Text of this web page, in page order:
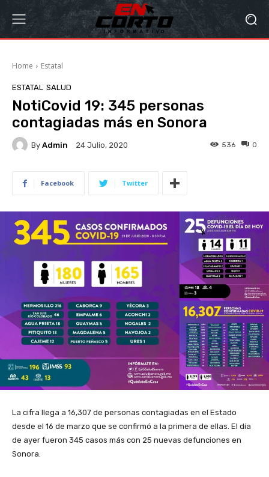
Home Estatal
ESTATAL SALUD
NotiCovid 19: 345 personas
contagiadas más en Sonora
By Admin 24 Julio, 2020 0
536
Facebook Twitter
La cifra llega a 16,307 de personas contagiadas en el Estado
desde el 16 de marzo que se confirmó a la primera de ellas. El día
de ayer fueron 345 casos más con 25 nuevas defunciones en
Sonora.